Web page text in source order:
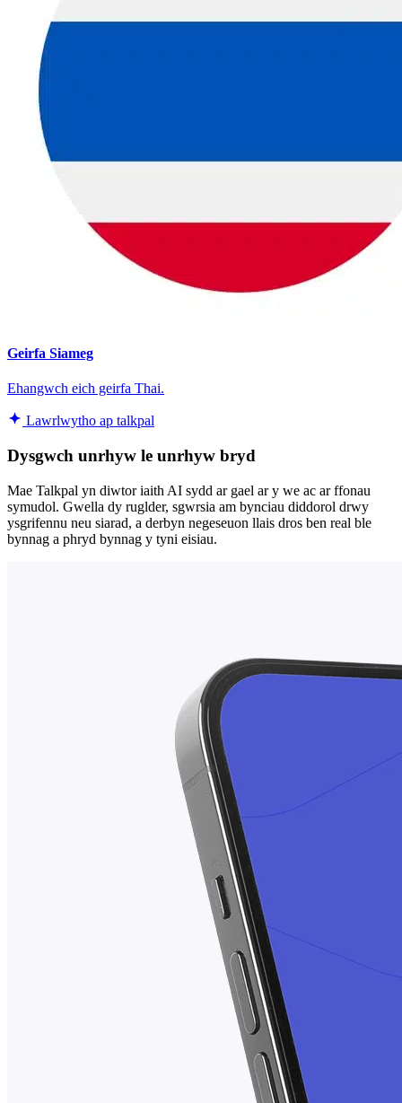
Geirfa Siameg
Ehangwch eich geirfa Thai.
Lawrlwytho ap talkpal
Dysgwch unrhyw le unrhyw bryd
Mae Talkpal yn diwtor iaith AI sydd ar gael ar y we ac ar ffonau
symudol. Gwella dy ruglder, sgwrsia am bynciau diddorol drwy
ysgrifennu neu siarad, a derbyn negeseuon llais dros ben real ble
bynnag a phryd bynnag y tyni eisiau.